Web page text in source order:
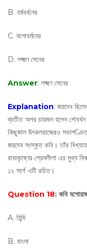
B. হর্ষবর্ধনের
C. যশোবর্মনের
D. লক্ষ্মণ সেনের
Answer: লক্ষ্মণ সেনের
Explanation: জয়দেব
ব্যতীত অপর চারজন হলেন
কিছুকাল উৎকলরাজেরও
জয়দেব সংস্কৃত কবি। তাঁর
রাধাকৃষ্ণের প্রেমলীলা এর মুখ্য
১২ সর্গে এটি রচিত।
Question 18: কবি
A. হিন্দি
B. বাংলা